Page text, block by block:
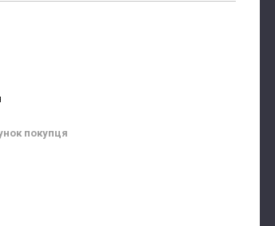
покупця